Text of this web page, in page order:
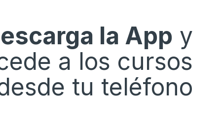
la App y
a los cursos
tu teléfono